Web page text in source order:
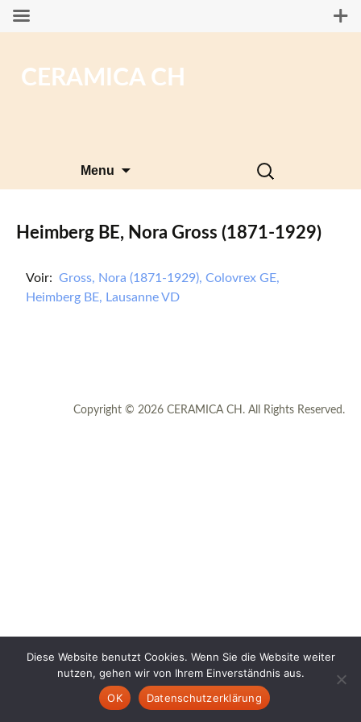
CERAMICA CH
Menu
Rechercher :
Heimberg BE, Nora Gross (1871-1929)
Voir: Gross, Nora (1871-1929), Colovrex GE,
Heimberg BE, Lausanne VD
Copyright © 2026 CERAMICA CH. All Rights Reserved.
Diese Website benutzt Cookies. Wenn Sie die Website weiter
nutzen, gehen wir von Ihrem Einverständnis aus.
OK
Datenschutzerklärung